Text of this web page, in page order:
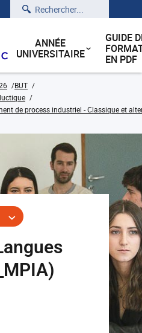
Rechercher
ANNÉE
UNIVERSITAIRE
GUIDE
EN PDF
BUT
de process industriel - Classique et